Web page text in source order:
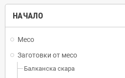
НАЧАЛО
Месо
Заготовки от месо
Балканска скара